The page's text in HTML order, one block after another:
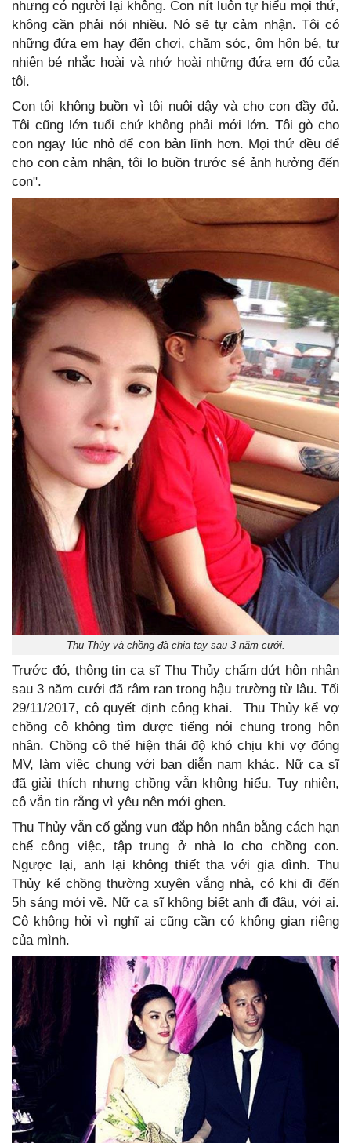
nhưng có người lại không. Con nít luôn tự hiểu mọi thứ,
không cần phải nói nhiều. Nó sẽ tự cảm nhận. Tôi có
những đứa em hay đến chơi, chăm sóc, ôm hôn bé, tự
nhiên bé nhắc hoài và nhớ hoài những đứa em đó của
tôi.
Con tôi không buồn vì tôi nuôi dậy và cho con đầy đủ.
Tôi cũng lớn tuổi chứ không phải mới lớn. Tôi gò cho
con ngay lúc nhỏ để con bản lĩnh hơn. Mọi thứ đều để
cho con cảm nhận, tôi lo buồn trước sé ảnh hưởng đến
con".
Thu Thủy và chồng đã chia tay sau 3 năm cưới.
Trước đó, thông tin ca sĩ Thu Thủy chấm dứt hôn nhân
sau 3 năm cưới đã râm ran trong hậu trường từ lâu. Tối
29/11/2017, cô quyết định công khai. Thu Thủy kể vợ
chồng cô không tìm được tiếng nói chung trong hôn
nhân. Chồng cô thể hiện thái độ khó chịu khi vợ đóng
MV, làm việc chung với bạn diễn nam khác. Nữ ca sĩ
đã giải thích nhưng chồng vẫn không hiểu. Tuy nhiên,
cô vẫn tin rằng vì yêu nên mới ghen.
Thu Thủy vẫn cố gắng vun đắp hôn nhân bằng cách hạn
chế công việc, tập trung ở nhà lo cho chồng con.
Ngược lại, anh lại không thiết tha với gia đình. Thu
Thủy kể chồng thường xuyên vắng nhà, có khi đi đến
5h sáng mới về. Nữ ca sĩ không biết anh đi đâu, với ai.
Cô không hỏi vì nghĩ ai cũng cần có không gian riêng
của mình.